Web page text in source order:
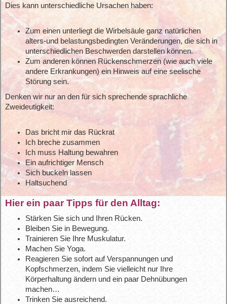
Dies kann unterschiedliche Ursachen haben:
Zum einen unterliegt die Wirbelsäule ganz natürlichen
alters-und belastungsbedingten Veränderungen, die sich in
unterschiedlichen Beschwerden darstellen können.
Zum anderen können Rückenschmerzen (wie auch viele
andere Erkrankungen) ein Hinweis auf eine seelische
Störung sein.
Denken wir nur an den für sich sprechende sprachliche
Zweideutigkeit:
Das bricht mir das Rückrat
Ich breche zusammen
Ich muss Haltung bewahren
Ein aufrichtiger Mensch
Sich buckeln lassen
Haltsuchend
Hier ein paar Tipps für den Alltag:
Stärken Sie sich und Ihren Rücken.
Bleiben Sie in Bewegung.
Trainieren Sie Ihre Muskulatur.
Machen Sie Yoga.
Reagieren Sie sofort auf Verspannungen und
Kopfschmerzen, indem Sie vielleicht nur Ihre
Körperhaltung ändern und ein paar Dehnübungen
machen…
Trinken Sie ausreichend.